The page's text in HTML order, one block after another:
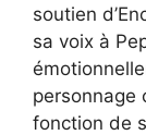
soutien
sa voix à
personnage
fonction de